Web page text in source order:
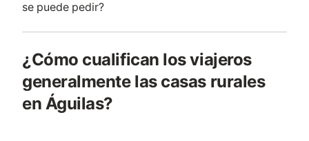
se puede pedir?
¿Cómo cualifican los viajeros
generalmente las casas rurales
en Águilas?